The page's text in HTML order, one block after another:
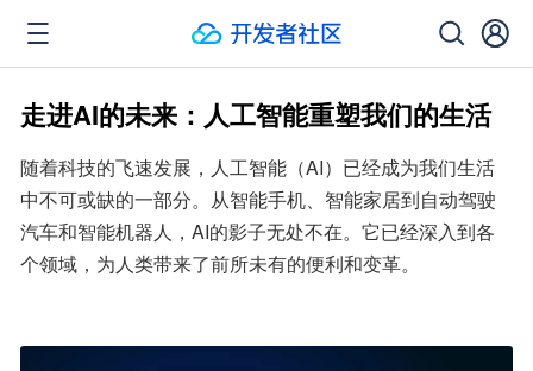
走进AI的未来：人工智能重塑我们的生活
随着科技的飞速发展，人工智能（AI）已经成为我们生活
中不可或缺的一部分。从智能手机、智能家居到自动驾驶
汽车和智能机器人，AI的影子无处不在。它已经深入到各
个领域，为人类带来了前所未有的便利和变革。